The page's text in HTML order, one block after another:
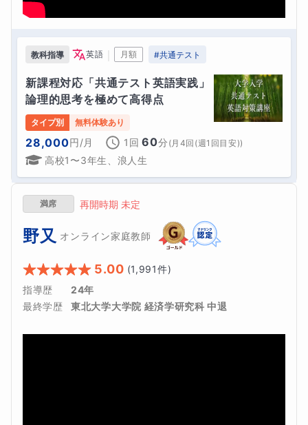
教科指導 英語 月額 #共通テスト
新課程対応「共通テスト英語実践」
論理的思考を極めて高得点
タイプ別 無料体験あり
28,000円/月 1回 60分 ( 月4回(週1回目安))
高校1〜3年生、浪人生
満席 再開時期 未定
野又 オンライン家庭教師
5.00 (1,991件)
指導歴
24年
最終学歴
東北大学大学院 経済学研究科 中退